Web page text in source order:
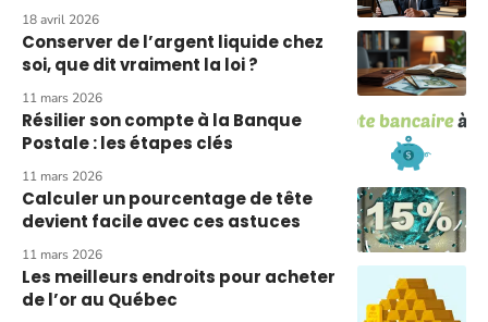
18 avril 2026
Conserver de l’argent liquide chez
soi, que dit vraiment la loi ?
11 mars 2026
Résilier son compte à la Banque
Postale : les étapes clés
11 mars 2026
Calculer un pourcentage de tête
devient facile avec ces astuces
11 mars 2026
Les meilleurs endroits pour acheter
de l’or au Québec